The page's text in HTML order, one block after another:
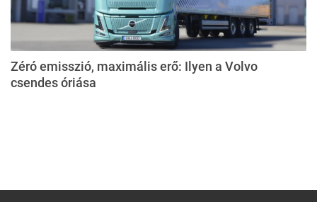
Zéró emisszió, maximális erő: Ilyen a Volvo
csendes óriása